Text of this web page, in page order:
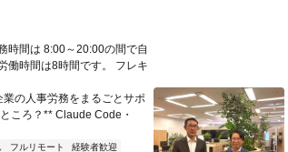
時間は 8:00～20:00の間で自
働時間は8時間です。 フレキ
の人事労務をまるごとサポ
ころ？** Claude Code・
フルリモート 経験者歓迎